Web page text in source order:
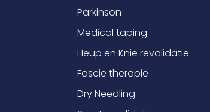
Parkinson
Medical taping
Heup en Knie revalidatie
Fascie therapie
Dry Needling